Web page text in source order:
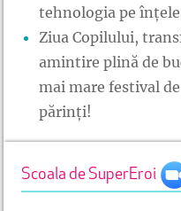
tehnologia pe
Ziua Copilului,
amintire plină de
mai mare festival
părinți!
Scoala de SuperEroi